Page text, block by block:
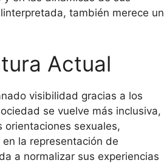
también merece un
Actual
visibilidad gracias a los
se vuelve más inclusiva,
sexuales,
la representación de
a normalizar sus experiencias